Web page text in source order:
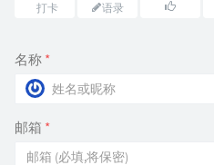
打卡 语录
名称 *
邮箱 *